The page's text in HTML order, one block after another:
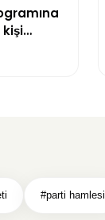
kişi
#parti hamlesi